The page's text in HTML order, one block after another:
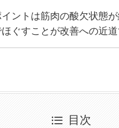
イントは筋肉の酸欠状態
ぐすことが改善への近
目次